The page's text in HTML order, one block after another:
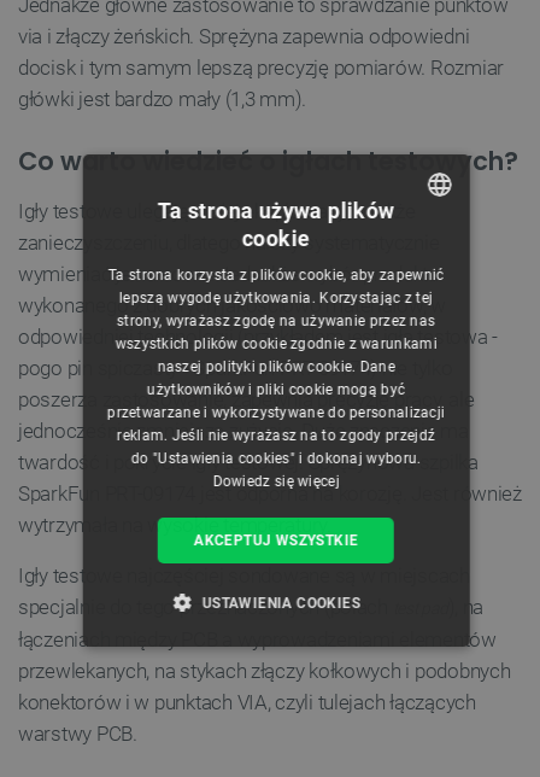
Jednakże główne zastosowanie to sprawdzanie punktów
via i złączy żeńskich. Sprężyna zapewnia odpowiedni
docisk i tym samym lepszą precyzję pomiarów. Rozmiar
główki jest bardzo mały (1,3 mm).
Co warto wiedzieć o igłach testowych?
Igły testowe ulegają stałej eksploatacji, a także
zanieczyszczeniu, dlatego należy systematycznie
wymieniać je na nowe. Jednakże wybór produktu
wykonanego z dobrych jakościowo materiałów, w
odpowiedniej technologii (przykładem jest igła testowa -
pogo pin spiczasty - SparkFun PRT-09174) nie tylko
poszerza zastosowanie, zapewnia precyzję pracy, ale
jednocześnie zmniejsza zużycie. Duże znaczenie ma
twardość i pokrycie igły testowej. Sprężynowa szpilka
SparkFun PRT-09174 jest odporna na korozję. Jest również
wytrzymała na wysokie temperatury.
Igły testowe najczęściej sondowane są w miejscach
specjalnie do tego przeznaczonych (polach
), na
łączeniach między PCB a wyprowadzeniami elementów
przewlekanych, na stykach złączy kołkowych i podobnych
konektorów i w punktach VIA, czyli tulejach łączących
warstwy PCB.
CZECH
ENGLISH
GERMAN
Ta strona używa plików
cookie
Ta strona korzysta z plików cookie, aby zapewnić
lepszą wygodę użytkowania. Korzystając z tej
strony, wyrażasz zgodę na używanie przez nas
wszystkich plików cookie zgodnie z warunkami
naszej polityki plików cookie. Dane
użytkowników i pliki cookie mogą być
przetwarzane i wykorzystywane do personalizacji
reklam. Jeśli nie wyrażasz na to zgody przejdź
do "Ustawienia cookies" i dokonaj wyboru.
Dowiedz się więcej
AKCEPTUJ WSZYSTKIE
USTAWIENIA COOKIES
TARGETOWANIE